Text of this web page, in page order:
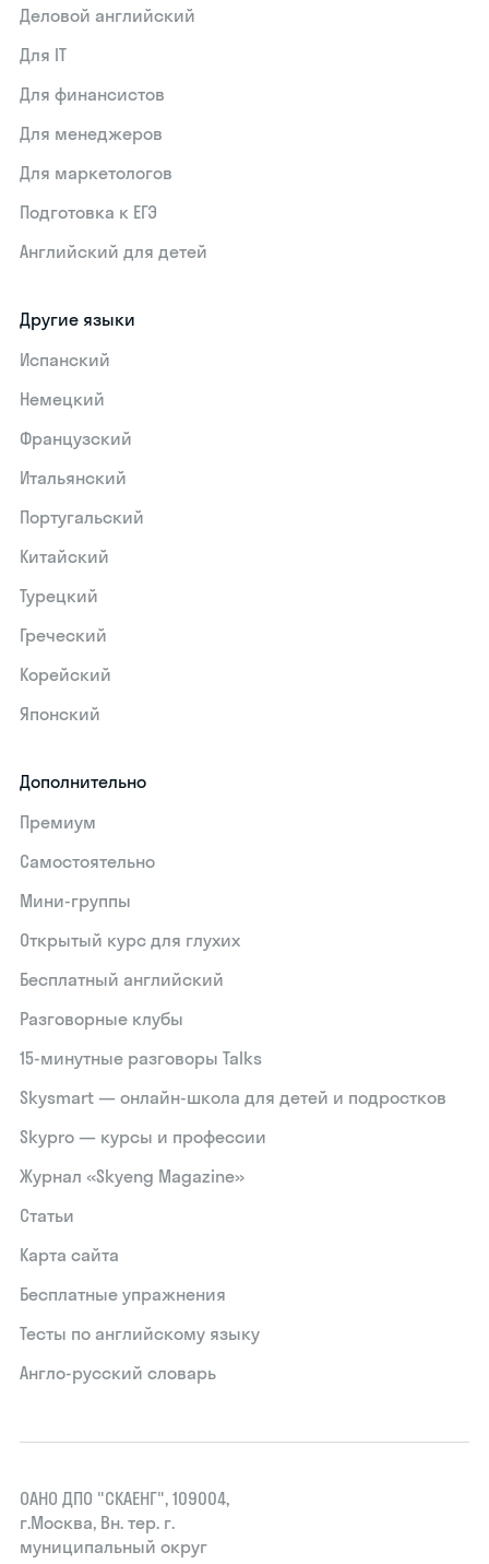
Деловой английский
Для IT
Для финансистов
Для менеджеров
Для маркетологов
Подготовка к ЕГЭ
Английский для детей
Другие языки
Испанский
Немецкий
Французский
Итальянский
Португальский
Китайский
Турецкий
Греческий
Корейский
Японский
Дополнительно
Премиум
Самостоятельно
Мини-группы
Открытый курс для глухих
Бесплатный английский
Разговорные клубы
15‑минутные разговоры Talks
Skysmart — онлайн-школа для детей и подростков
Skypro — курсы и профессии
Журнал «Skyeng Magazine»
Статьи
Карта сайта
Бесплатные упражнения
Тесты по английскому языку
Англо-русский словарь
ОАНО ДПО "СКАЕНГ", 109004,
г.Москва, Вн. тер. г.
муниципальный округ